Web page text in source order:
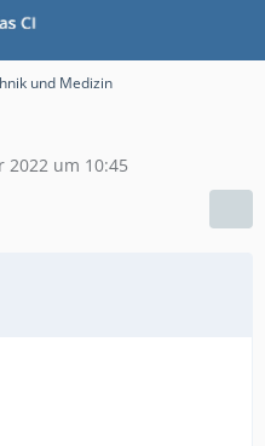
und Medizin
2022 um 10:45